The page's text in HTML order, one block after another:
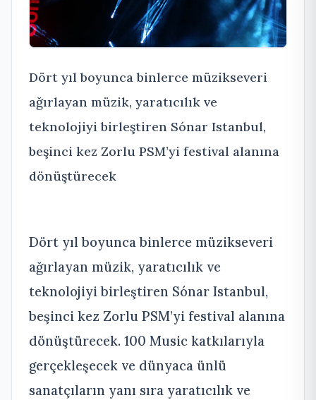
Dört yıl boyunca binlerce müzikseveri
ağırlayan müzik, yaratıcılık ve
teknolojiyi birleştiren Sónar Istanbul,
beşinci kez Zorlu PSM’yi festival alanına
dönüştürecek
Dört yıl boyunca binlerce müzikseveri
ağırlayan müzik, yaratıcılık ve
teknolojiyi birleştiren Sónar Istanbul,
beşinci kez Zorlu PSM’yi festival alanına
dönüştürecek. 100 Music katkılarıyla
gerçekleşecek ve dünyaca ünlü
sanatçıların yanı sıra yaratıcılık ve